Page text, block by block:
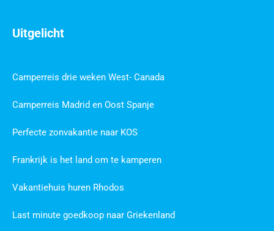
Uitgelicht
Camperreis drie weken West- Canada
Camperreis Madrid en Oost Spanje
Perfecte zonvakantie naar KOS
Frankrijk is het land om te kamperen
Vakantiehuis huren Rhodos
Last minute goedkoop naar Griekenland